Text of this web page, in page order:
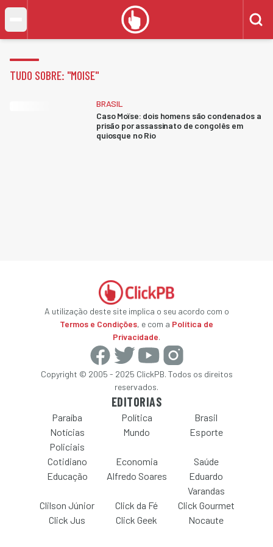
TUDO SOBRE: "MOISE"
BRASIL
Caso Moïse: dois homens são condenados a
prisão por assassinato de congolês em
quiosque no Rio
A utilização deste site implica o seu acordo com o
Termos e Condições, e com a Política de
Privacidade.
Copyright © 2005 - 2025 ClickPB. Todos os direitos
reservados.
EDITORIAS
Paraíba Política
Brasil
Notícias
Policiais
Mundo Esporte
Cotidiano Economia
Saúde
Educação
Alfredo Soares
Eduardo
Varandas
Clilson Júnior
Click da Fé
Click Gourmet
Click Jus
Click Geek Nocaute